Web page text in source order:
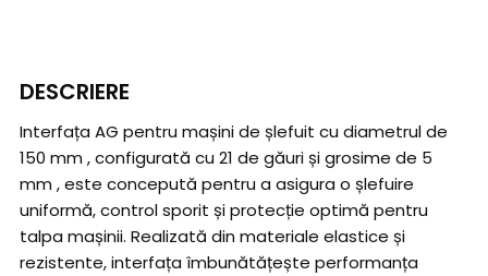
DESCRIERE
Interfața AG pentru mașini de șlefuit cu diametrul de
150 mm , configurată cu 21 de găuri și grosime de 5
mm , este concepută pentru a asigura o șlefuire
uniformă, control sporit și protecție optimă pentru
talpa mașinii. Realizată din materiale elastice și
rezistente, interfața îmbunătățește performanța